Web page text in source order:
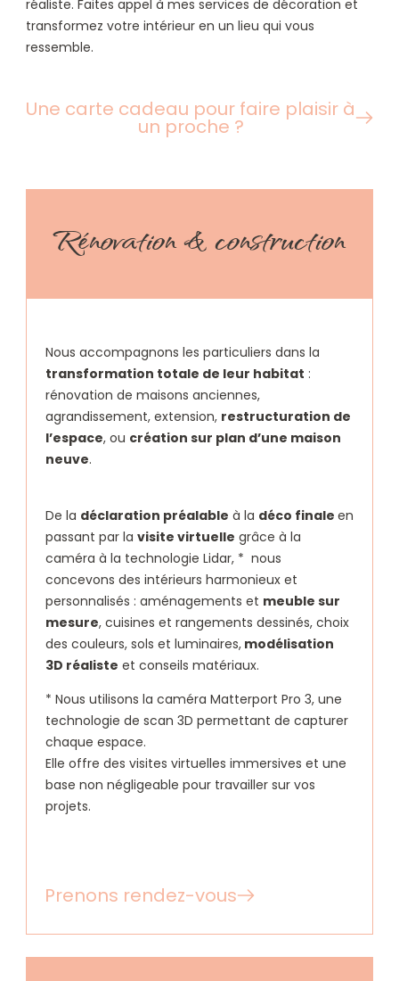
réaliste. Faites appel à mes services de décoration et
transformez votre intérieur en un lieu qui vous
ressemble.
Une carte cadeau pour faire plaisir à
un proche ?
Rénovation & construction
Nous accompagnons les particuliers dans la
transformation totale de leur habitat :
rénovation de maisons anciennes,
agrandissement, extension, restructuration de
l’espace, ou création sur plan d’une maison
neuve.
De la déclaration préalable à la déco finale en
passant par la visite virtuelle grâce à la
caméra à la technologie Lidar, * nous
concevons des intérieurs harmonieux et
personnalisés : aménagements et meuble sur
mesure, cuisines et rangements dessinés, choix
des couleurs, sols et luminaires, modélisation
3D réaliste et conseils matériaux.
* Nous utilisons la caméra Matterport Pro 3, une
technologie de scan 3D permettant de capturer
chaque espace.
Elle offre des visites virtuelles immersives et une
base non négligeable pour travailler sur vos
projets.
Prenons rendez-vous